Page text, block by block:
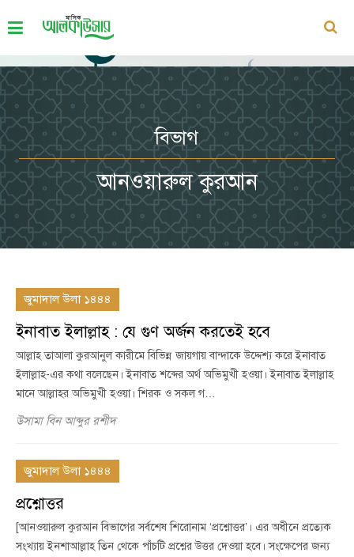
বিভাগ
আনওয়ারুল কুরআন
জুমাদাল উলা ১৪৪৪
ইনাবাত ইলাল্লাহ : যে গুণ অর্জন করতেই হবে
আল্লাহ তাআলা কুরআনুল কারীমে বিভিন্ন জায়গায় বান্দাকে উদ্দেশ্য করে ইনাবাত
ইলাল্লাহ-এর কথা বলেছেন। ইনাবাত শব্দের অর্থ অভিমুখী হওয়া। ইনাবাত ইলাল্লাহ
মানে আল্লাহর অভিমুখী হওয়া। শিরক ও সকল গ…
উসামা বিন আব্দুর রশীদ
জুমাদাল উলা ১৪৪৪
প্রশ্নোত্তর
[আনওয়ারুল কুরআন বিভাগের সর্বশেষ শিরোনাম ‘প্রশ্নোত্তর’। এর অধীনে প্রত্যেক
সংখ্যায় ইনশাআল্লাহ তিন থেকে পাঁচটি প্রশ্নের উত্তর দেওয়া হবে। সংক্ষেপের জন্য